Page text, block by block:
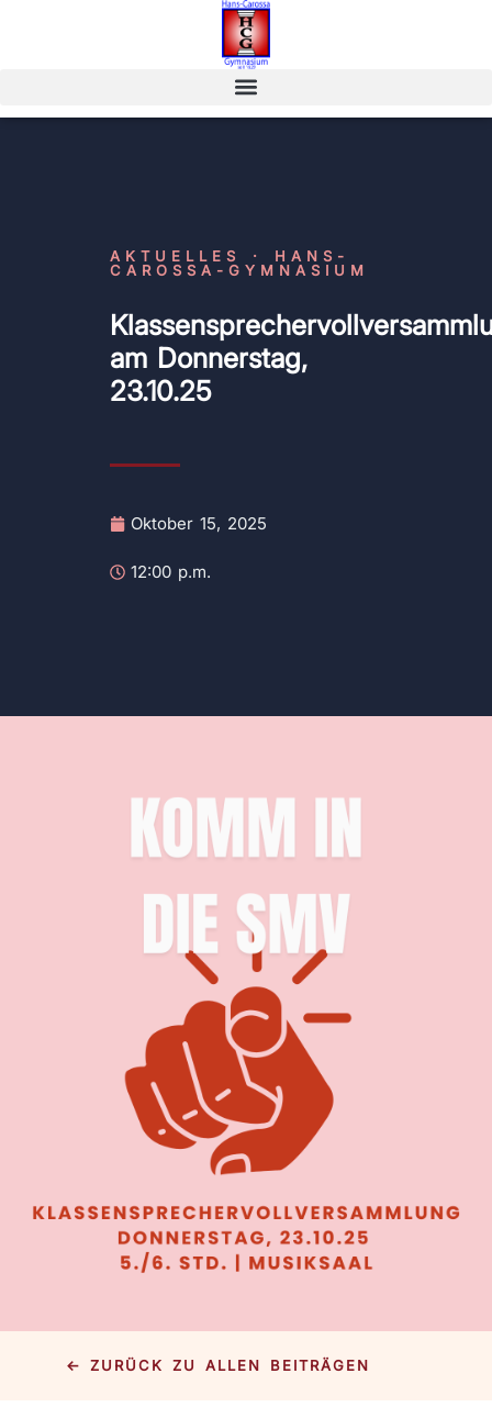
AKTUELLES · HANS-
CAROSSA-GYMNASIUM
am Donnerstag,
23.10.25
Oktober 15, 2025
12:00 p.m.
← ZURÜCK ZU ALLEN BEITRÄGEN